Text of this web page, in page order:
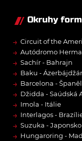
Okruhy
→ Circuit of the
→ Autódromo
→ Sachír - Bahrajn
→ Baku -
→ Barcelona -
→ Džidda - Saúdská
→ Imola - Itálie
→ Interlagos -
→ Suzuka - Japonsko
→ Hungaroring -